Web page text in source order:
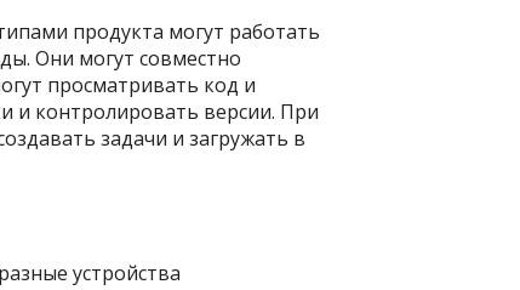
продукта могут работать
Они могут совместно
просматривать код и
и контролировать версии. При
задачи и загружать в
устройства